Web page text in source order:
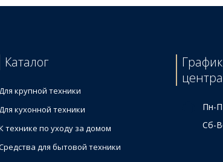
Каталог
крупной техники
кухонной техники
технике по уходу за домом
для бытовой техники
центра
Пн-
Сб-